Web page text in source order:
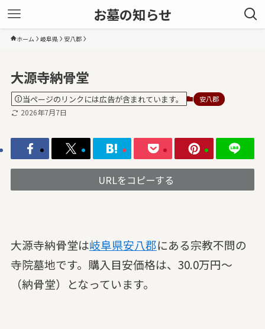
お墓の知らせ
ホーム 岐阜県 安八郡
大源寺納骨堂
当ページのリンクには広告が含まれています。 安八郡
2026年7月7日
URLをコピーする
大源寺納骨堂は岐阜県安八郡にある宗教不問の
寺院墓地です。購入目安価格は、30.0万円～
（納骨堂）となっています。